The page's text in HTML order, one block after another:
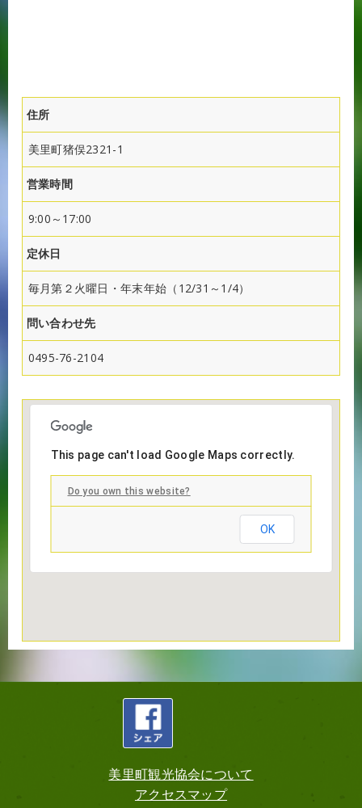
住所
美里町猪俣2321-1
営業時間
9:00～17:00
定休日
毎月第２火曜日・年末年始（12/31～1/4）
問い合わせ先
0495-76-2104
This page can't load Google Maps correctly.
Do you own this website?
OK
美里町観光協会について
アクセスマップ